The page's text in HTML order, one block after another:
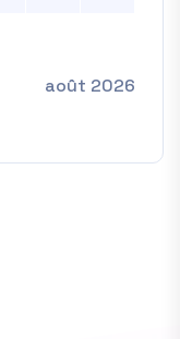
août 2026